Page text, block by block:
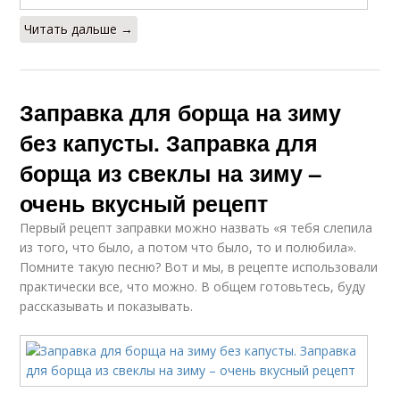
Читать дальше →
Заправка для борща на зиму
без капусты. Заправка для
борща из свеклы на зиму –
очень вкусный рецепт
Первый рецепт заправки можно назвать «я тебя слепила
из того, что было, а потом что было, то и полюбила».
Помните такую песню? Вот и мы, в рецепте использовали
практически все, что можно. В общем готовьтесь, буду
рассказывать и показывать.